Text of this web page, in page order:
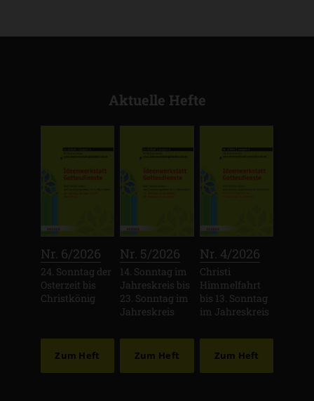
Aktuelle Hefte
Nr. 6/2026
24. Sonntag der
Osterzeit bis
Christkönig
Zum Heft
Nr. 5/2026
14. Sonntag im
Jahreskreis bis
23. Sonntag im
Jahreskreis
Zum Heft
Nr. 4/2026
Christi
Himmelfahrt
bis 13. Sonntag
im Jahreskreis
Zum Heft